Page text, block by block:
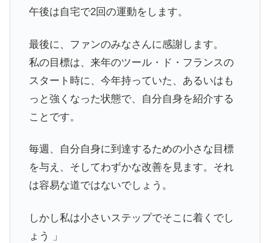
午後は自宅で2回の運動をします。
最後に、ファンのみなさんに感謝します。
私の目標は、来年のツール・ド・フランスの
スタート時に、今年持っていた、あるいはも
っと強くなった状態で、自分自身を紹介する
ことです。
毎週、自分自身に到達するための小さな目標
を与え、そしてわずかな改善を見ます。それ
は容易な道ではないでしょう。
しかし私は小さいステップでそこに着くでし
ょう 」